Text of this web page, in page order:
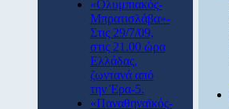
«Ολυμπιακός-
Μπρατισλάβα»-
Στις 29/7/09,
στις 21.00 ώρα
Ελλάδας,
ζωντανά από
την Έρα-5.
«Παναθηναϊκός-